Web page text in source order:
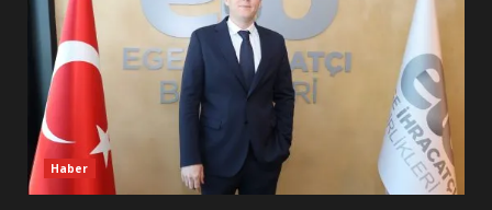
7
BURHANİYE BELEDİYESPOR’DA
YENİ YÖNETİM NASIL
ŞEKİLLENDİ?
Haber